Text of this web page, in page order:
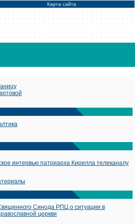
Карта сайта
интервью патриарха Кирилла телеканалу
Синода РПЦ о ситуации в
церкви